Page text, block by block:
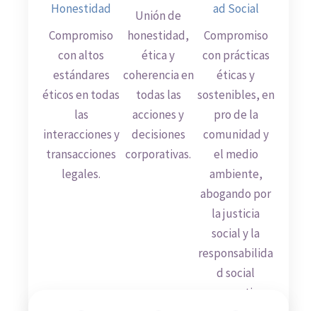
Honestidad
Compromiso
con altos
estándares
éticos en todas
las
interacciones y
transacciones
legales.
Unión de
honestidad,
ética y
coherencia en
todas las
acciones y
decisiones
corporativas.
ad Social
Compromiso
con prácticas
éticas y
sostenibles, en
pro de la
comunidad y
el medio
ambiente,
abogando por
la justicia
social y la
responsabilida
d social
corporativa.